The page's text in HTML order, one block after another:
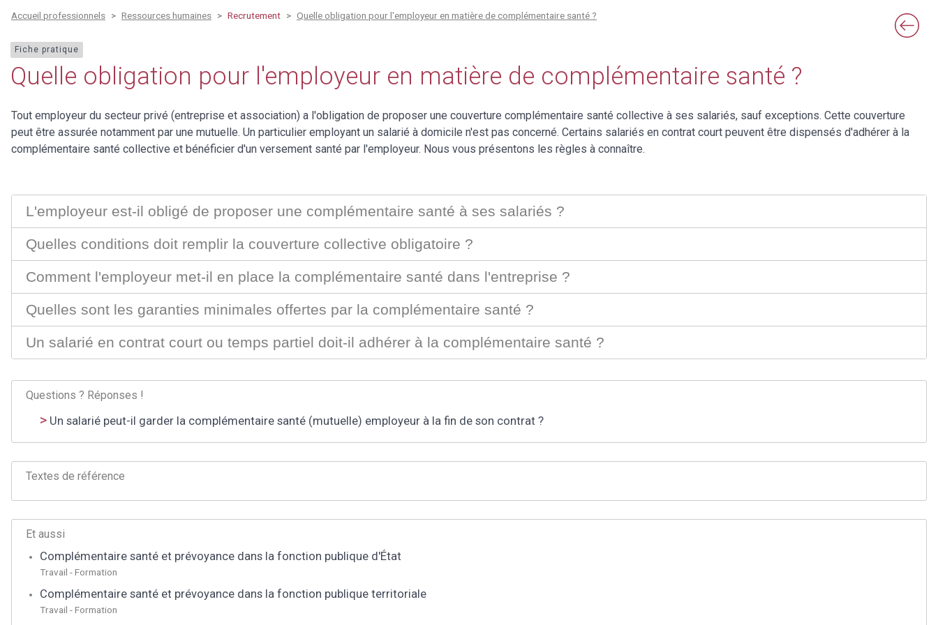
Accueil professionnels Ressources humaines Recrutement Quelle obligation pour l'employeur en matière de complémentaire santé ?
Fiche pratique
Quelle obligation pour l'employeur en matière de complémentaire santé ?
Tout employeur du secteur privé (entreprise et association) a l'obligation de proposer une couverture complémentaire santé collective à ses salariés, sauf exceptions. Cette couverture
peut être assurée notamment par une mutuelle. Un particulier employant un salarié à domicile n'est pas concerné. Certains salariés en contrat court peuvent être dispensés d'adhérer à la
complémentaire santé collective et bénéficier d'un versement santé par l'employeur. Nous vous présentons les règles à connaître.
L'employeur est-il obligé de proposer une complémentaire santé à ses salariés ?
Quelles conditions doit remplir la couverture collective obligatoire ?
Comment l'employeur met-il en place la complémentaire santé dans l'entreprise ?
Quelles sont les garanties minimales offertes par la complémentaire santé ?
Un salarié en contrat court ou temps partiel doit-il adhérer à la complémentaire santé ?
Questions ? Réponses !
Un salarié peut-il garder la complémentaire santé (mutuelle) employeur à la fin de son contrat ?
Textes de référence
Et aussi
Complémentaire santé et prévoyance dans la fonction publique d'État
Travail - Formation
Complémentaire santé et prévoyance dans la fonction publique territoriale
Travail - Formation